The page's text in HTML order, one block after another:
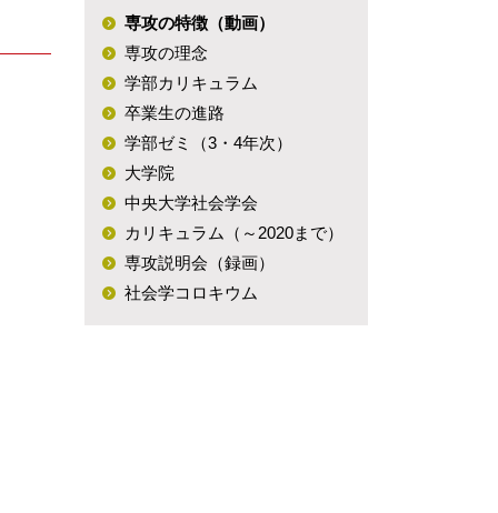
2020まで）
専攻説明会（録
画）
社会学コロキウム
専攻の特徴（動画）
専攻の理念
学部カリキュラム
卒業生の進路
学部ゼミ（3・4年次）
大学院
中央大学社会学会
カリキュラム（～2020まで）
専攻説明会（録画）
社会学コロキウム